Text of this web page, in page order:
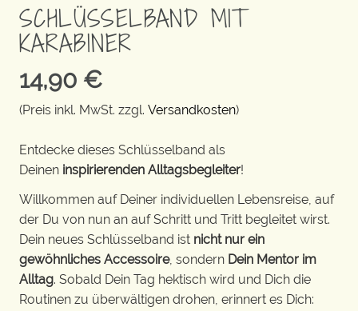
SCHLÜSSELBAND MIT
KARABINER
14,90 €
(Preis inkl. MwSt. zzgl. Versandkosten)
Entdecke dieses Schlüsselband als
Deinen inspirierenden Alltagsbegleiter!
Willkommen auf Deiner individuellen Lebensreise, auf
der Du von nun an auf Schritt und Tritt begleitet wirst.
Dein neues Schlüsselband ist nicht nur ein
gewöhnliches Accessoire, sondern Dein Mentor im
Alltag. Sobald Dein Tag hektisch wird und Dich die
Routinen zu überwältigen drohen, erinnert es Dich: